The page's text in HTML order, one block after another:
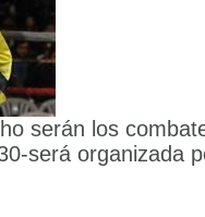
serán los
será organizada